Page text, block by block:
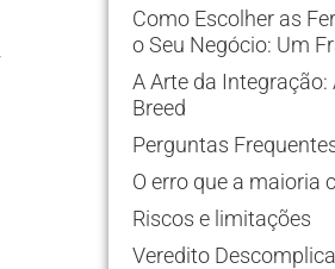
Como Escolher as
o Seu Negócio: Um
A Arte da Integração:
Breed
Perguntas
O erro que a maioria
Riscos e limitações
Veredito